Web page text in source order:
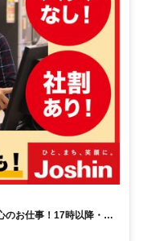
お仕事！17時以降・土